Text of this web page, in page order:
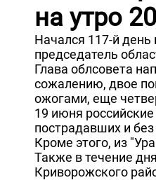
на утро
Начался 117-й
председатель
Глава облсовета
сожалению, двое
ожогами, еще
19 июня
пострадавших и
Кроме этого, из
Также в течение
Криворожского